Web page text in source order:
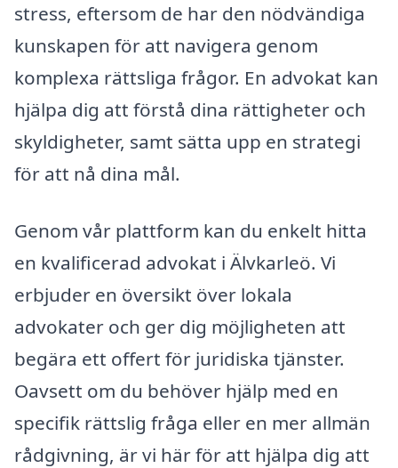
stress, eftersom de har den nödvändiga
kunskapen för att navigera genom
komplexa rättsliga frågor. En advokat kan
hjälpa dig att förstå dina rättigheter och
skyldigheter, samt sätta upp en strategi
för att nå dina mål.
Genom vår plattform kan du enkelt hitta
en kvalificerad advokat i Älvkarleö. Vi
erbjuder en översikt över lokala
advokater och ger dig möjligheten att
begära ett offert för juridiska tjänster.
Oavsett om du behöver hjälp med en
specifik rättslig fråga eller en mer allmän
rådgivning, är vi här för att hjälpa dig att